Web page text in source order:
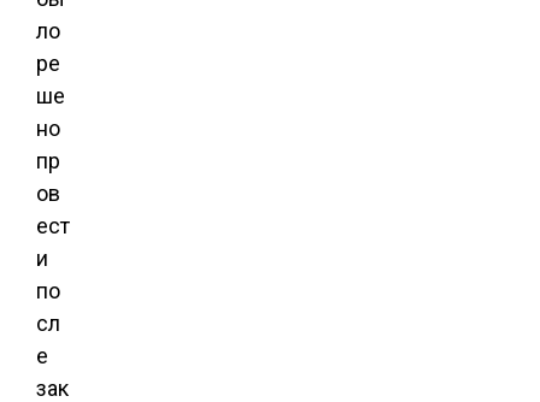
ло
ре
ше
но
пр
ов
ест
и
по
сл
е
зак